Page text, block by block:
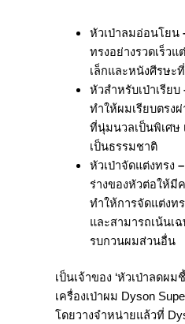
หัวเป่าลมอ่อนโยน
ทรงอย่างรวดเร็ว
เล็กและหนังศีรษะ
หัวสำหรับเป่าเรียบ
ทำให้ผมเรียบตรง
ที่นุ่มนวลเป็นพิเศษ
เป็นธรรมชาติ
หัวเป่าจัดแต่งทรง –
ร่างของหัวต่อให้มี
ทำให้การจัดแต่งท
และสามารถเน้นเ
รบกวนผมส่วนอื่น
เป็นเจ้าของ ‘หัวเป่าลดผ
เครื่องเป่าผม Dyson
โดยวางจำหน่ายแล้วที่